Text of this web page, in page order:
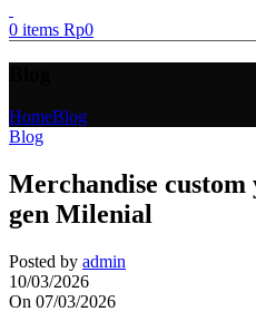
0 items Rp0
HomeBlog
Blog
Merchandise custom
gen Milenial
Posted by admin
10/03/2026
On 07/03/2026